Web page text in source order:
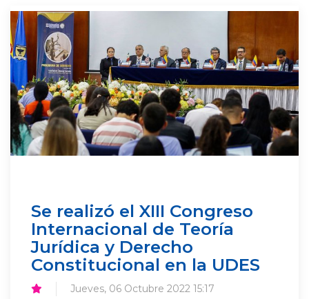
Se realizó el XIII Congreso
Internacional de Teoría
Jurídica y Derecho
Constitucional en la UDES
Jueves, 06 Octubre 2022 15:17